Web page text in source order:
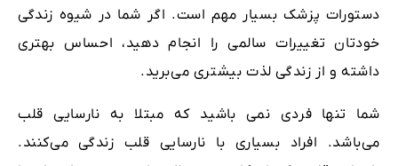
دستورات پزشک بسیار مهم است. اگر شما در شیوه زندگی
خودتان تغییرات سالمی را انجام دهید، احساس بهتری
داشته و از زندگی لذت بیشتری می‌برید.
شما تنها فردی نمی باشید که مبتلا به نارسایی قلب
می‌باشد. افراد بسیاری با نارسایی قلب زندگی می‌کنند.